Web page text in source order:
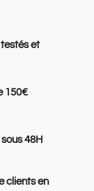
et
150€
48H
clients en